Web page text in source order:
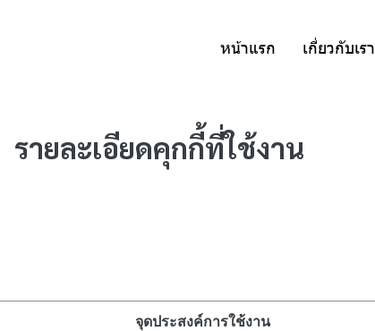
หน้าแรก เกี่ยวกับเรา
รายละเอียดคุกกี้ที่ใช้งาน​
จุดประสงค์การใช้งาน